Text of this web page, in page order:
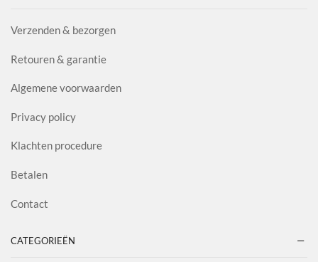
Verzenden & bezorgen
Retouren & garantie
Algemene voorwaarden
Privacy policy
Klachten procedure
Betalen
Contact
CATEGORIEËN